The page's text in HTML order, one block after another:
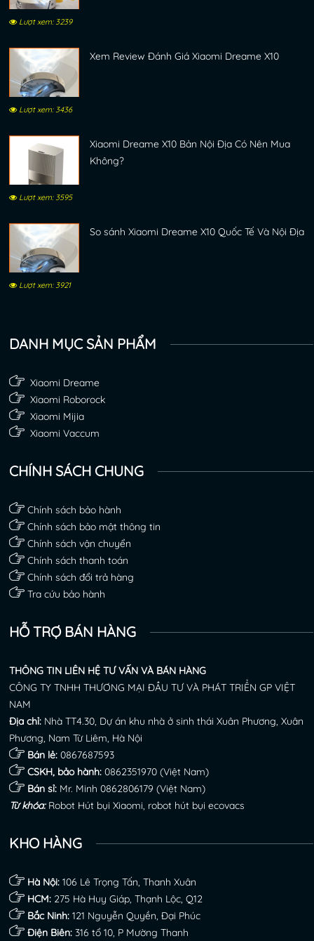
Lượt xem: 3239
Xem Review Đánh Giá Xiaomi Dreame X10
Lượt xem: 3436
Xiaomi Dreame X10 Bản Nội Địa Có Nên Mua
Không?
Lượt xem: 3595
So sánh Xiaomi Dreame X10 Quốc Tế Và Nội Địa
Lượt xem: 3921
DANH MỤC SẢN PHẨM
Xiaomi Dreame
Xiaomi Roborock
Xiaomi Mijia
Xiaomi Vaccum
CHÍNH SÁCH CHUNG
Chính sách bảo hành
Chính sách bảo mật thông tin
Chính sách vận chuyển
Chính sách thanh toán
Chính sách đổi trả hàng
Tra cứu bảo hành
HỖ TRỢ BÁN HÀNG
THÔNG TIN LIÊN HỆ TƯ VẤN VÀ BÁN HÀNG
CÔNG TY TNHH THƯƠNG MẠI ĐẦU TƯ VÀ PHÁT TRIỂN GP VIỆT
NAM
Địa chỉ: Nhà TT4.30, Dự án khu nhà ở sinh thái Xuân Phương, Xuân
Phương, Nam Từ Liêm, Hà Nội
Bán lẻ:0867687593
CSKH, bảo hành:0862351970 (Việt Nam)
Bán sỉ: Mr. Minh0862806179 (Việt Nam)
Từ khóa: Robot Hút bụi Xiaomi, robot hút bụi ecovacs
KHO HÀNG
Hà Nội:106 Lê Trọng Tấn, Thanh Xuân
HCM: 275 Hà Huy Giáp, Thạnh Lộc, Q12
Bắc Ninh:121 Nguyễn Quyền, Đại Phúc
Điện Biên:316 tổ 10, P Mường Thanh